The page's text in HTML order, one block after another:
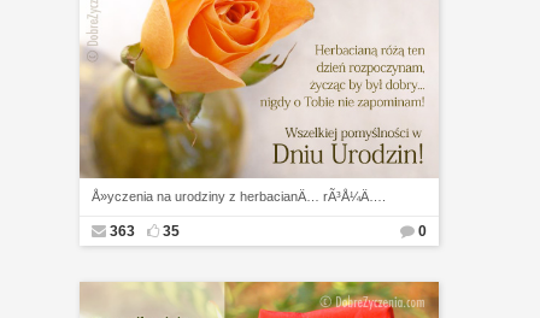
Å»yczenia na urodziny z herbacianÄ… rÃ³Å¼Ä….
363 35 0